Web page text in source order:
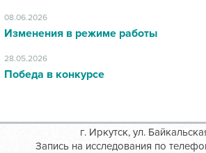
08.06.2026
Изменения в режиме работы
28.05.2026
Победа в конкурсе
г. Иркутск, ул.
Запись на исследования по